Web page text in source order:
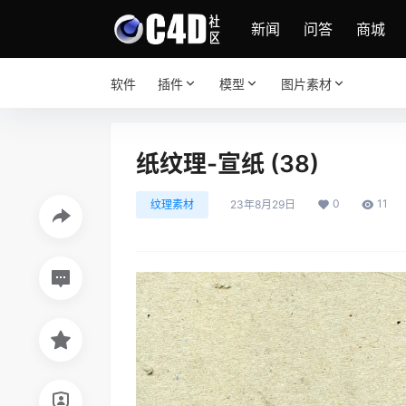
新闻 问答 商城
软件 插件 模型 图片素材
纸纹理-宣纸 (38)
纹理素材 23年8月29日 0 11